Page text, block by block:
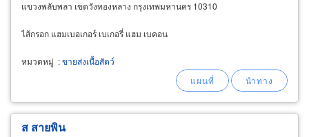
แขวงพลับพลา เขตวังทองหลาง กรุงเทพมหานคร 10310
ไส้กรอก แฮมเบอเกอร์ เบเกอรี่ แฮม เบคอน
หมวดหมู่ :ขายส่งเนื้อสัตว์
ส สายพิน